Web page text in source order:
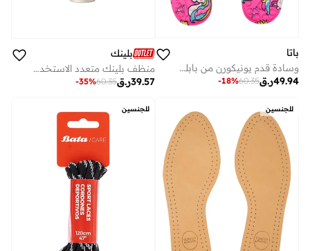
باتا
وسادة قدم يونيكورن من بابلغامرز بتقنية الميموري فوم
ر.ق49.94
60.35
-18%
بلينك
منظف بلينك متعدد الاستخدامات للأحذية والحقائب 125 مل
ر.ق39.57
60.35
-35%
للجنسين للجنسين